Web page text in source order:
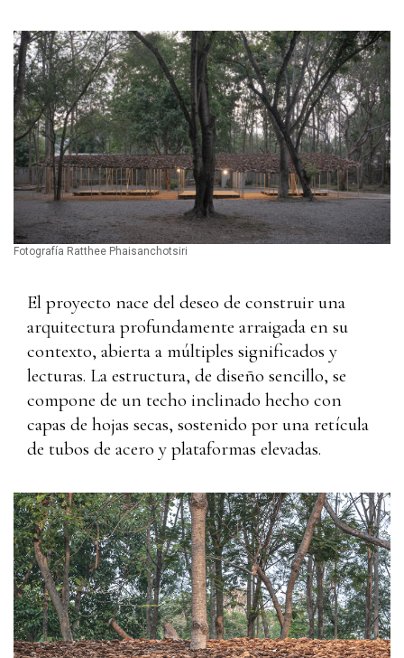
Fotografía Ratthee Phaisanchotsiri
El proyecto nace del deseo de construir una
arquitectura profundamente arraigada en su
contexto, abierta a múltiples significados y
lecturas. La estructura, de diseño sencillo, se
compone de un techo inclinado hecho con
capas de hojas secas, sostenido por una retícula
de tubos de acero y plataformas elevadas.